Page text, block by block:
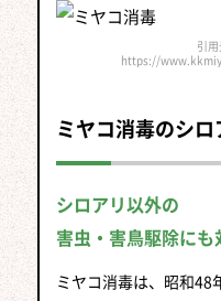
引
https://
ミヤコ消毒のシ
シロアリ以外の
害虫・害鳥駆除にも
ミヤコ消毒は、昭和48